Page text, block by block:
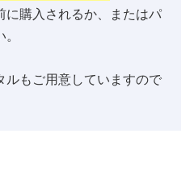
に購入されるか、またはパ
ルもご用意していますので